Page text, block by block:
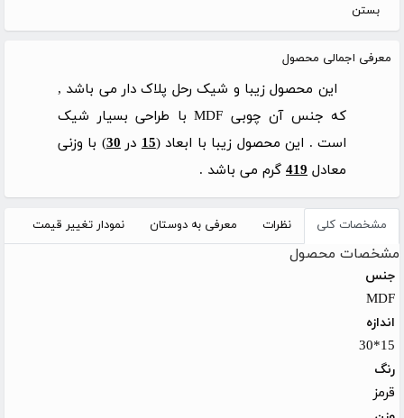
بستن
معرفی اجمالی محصول
این محصول زیبا و شیک رحل پلاک دار می باشد ,
که جنس آن چوبی MDF با طراحی بسیار شیک
است . این محصول زیبا با ابعاد (15در30) با وزنی
معادل 419 گرم می باشد .
مشخصات کلی نظرات معرفی به دوستان نمودار تغییر قیمت
مشخصات محصول
جنس
MDF
اندازه
15*30
رنگ
قرمز